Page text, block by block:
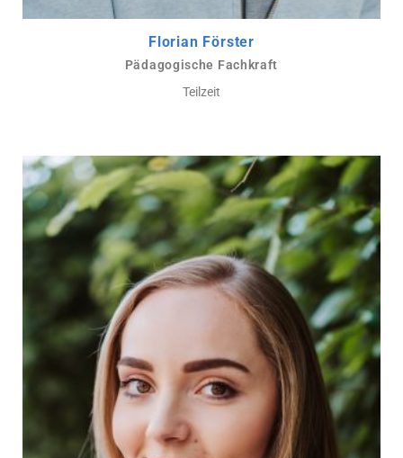
Florian Förster
Pädagogische Fachkraft
Teilzeit